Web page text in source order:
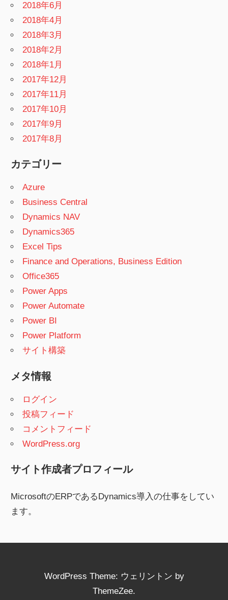
2018年6月
2018年4月
2018年3月
2018年2月
2018年1月
2017年12月
2017年11月
2017年10月
2017年9月
2017年8月
カテゴリー
Azure
Business Central
Dynamics NAV
Dynamics365
Excel Tips
Finance and Operations, Business Edition
Office365
Power Apps
Power Automate
Power BI
Power Platform
サイト構築
メタ情報
ログイン
投稿フィード
コメントフィード
WordPress.org
サイト作成者プロフィール
MicrosoftのERPであるDynamics導入の仕事をしてい
ます。
WordPress Theme: ウェリントン by
ThemeZee.